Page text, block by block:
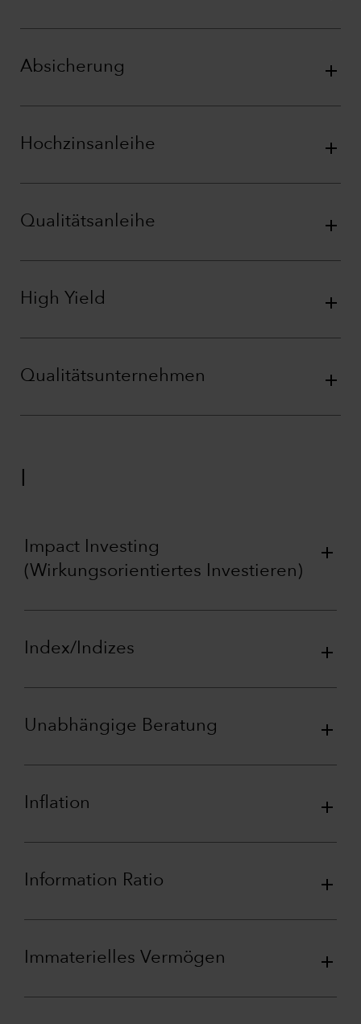
Absicherung
Hochzinsanleihe
Qualitätsanleihe
High Yield
Qualitätsunternehmen
Impact Investing
(Wirkungsorientiertes Investieren)
Index/Indizes
Unabhängige Beratung
Inflation
Information Ratio
Immaterielles Vermögen